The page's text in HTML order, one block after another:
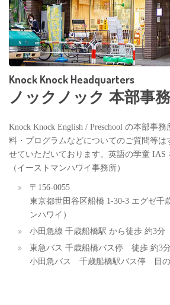
Knock Knock Headquarters
ノックノック 本部事
Knock Knock English / Preschool の本部事
料・プログラムなどについてのご質問等は
せていただいております。英語の学童 IAS
（イーストマンハワイ事務所）
〒156-0055
東京都世田谷区船橋 1-30-3 エグゼ千
ンハワイ）
小田急線 千歳船橋駅 から徒歩 約3分
東急バス 千歳船橋バス停 徒歩 約3分
小田急バス 千歳船橋駅バス停 目